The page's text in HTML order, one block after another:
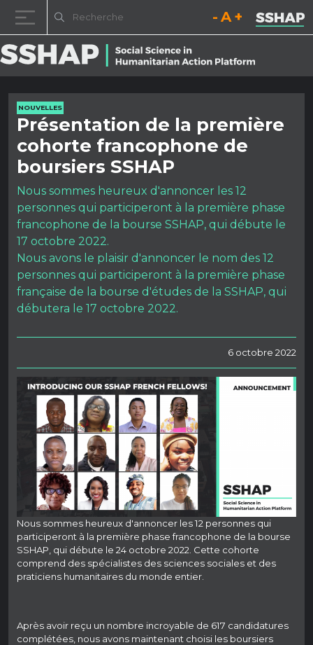
Diminuez la taille de la
Réinitialisez la
NOUVELLES
Présentation de la première
cohorte francophone de
boursiers SSHAP
Nous sommes heureux d'annoncer les 12
personnes qui participeront à la première phase
francophone de la bourse SSHAP, qui débute le
17 octobre 2022.
Nous avons le plaisir d'annoncer le nom des 12
personnes qui participeront à la première phase
française de la bourse d'études de la SSHAP, qui
débutera le 17 octobre 2022.
6 octobre 2022
Nous sommes heureux d'annoncer les 12 personnes qui
participeront à la première phase francophone de la bourse
SSHAP, qui débute le 24 octobre 2022. Cette cohorte
comprend des spécialistes des sciences sociales et des
praticiens humanitaires du monde entier.
Après avoir reçu un nombre incroyable de 617 candidatures
complétées, nous avons maintenant choisi les boursiers